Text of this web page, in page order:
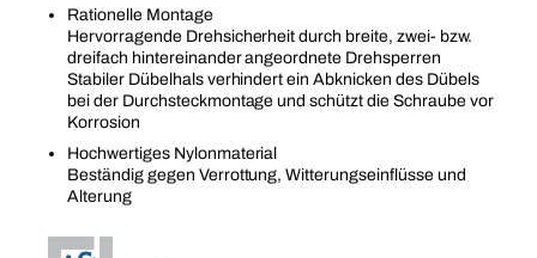
Rationelle Montage
Hervorragende Drehsicherheit durch breite, zwei- bzw.
dreifach hintereinander angeordnete Drehsperren
Stabiler Dübelhals verhindert ein Abknicken des Dübels
bei der Durchsteckmontage und schützt die Schraube vor
Korrosion
Hochwertiges Nylonmaterial
Beständig gegen Verrottung, Witterungseinflüsse und
Alterung